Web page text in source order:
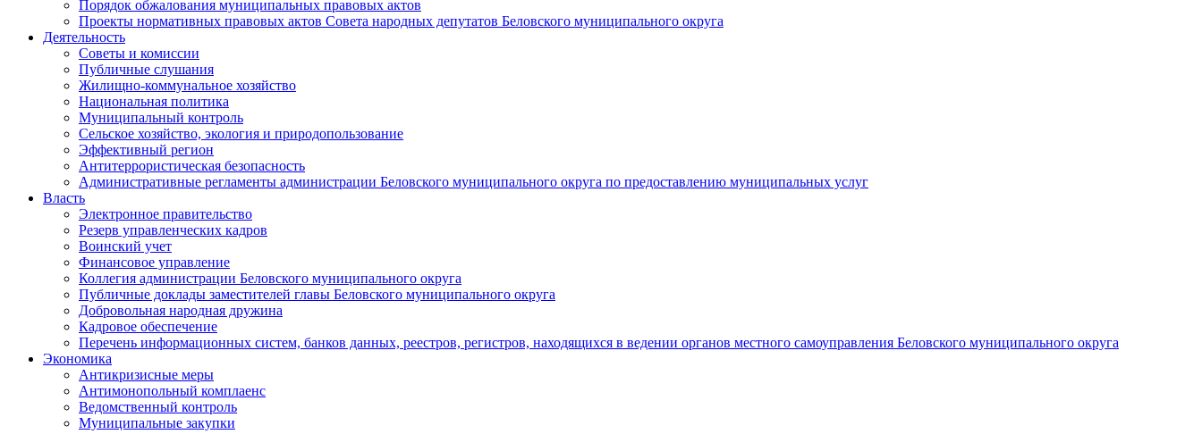
Порядок обжалования муниципальных правовых актов
Проекты нормативных правовых актов Совета народных депутатов Беловского муниципального округа
Деятельность
Советы и комиссии
Публичные слушания
Жилищно-коммунальное хозяйство
Национальная политика
Муниципальный контроль
Сельское хозяйство, экология и природопользование
Эффективный регион
Антитеррористическая безопасность
Административные регламенты администрации Беловского муниципального округа по предоставлению муниципальных услуг
Власть
Электронное правительство
Резерв управленческих кадров
Воинский учет
Финансовое управление
Коллегия администрации Беловского муниципального округа
Публичные доклады заместителей главы Беловского муниципального округа
Добровольная народная дружина
Кадровое обеспечение
Перечень информационных систем, банков данных, реестров, регистров, находящихся в ведении органов местного самоуправления Беловского муниципального округа
Экономика
Антикризисные меры
Антимонопольный комплаенс
Ведомственный контроль
Муниципальные закупки